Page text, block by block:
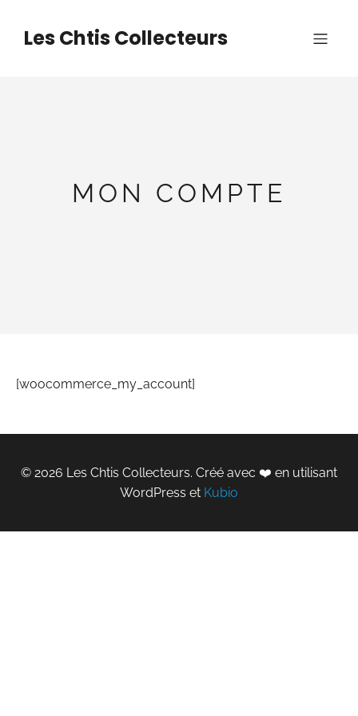
contenuLes Chtis Collecteurs
MON COMPTE
[woocommerce_my_account]
© 2026 Les Chtis Collecteurs. Créé avec ❤️ en utilisant
WordPress et Kubio